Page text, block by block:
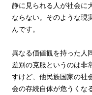
静に見られる人が社会に
ならない。そのような現
んです。
異なる価値観を持った人
差別の克服というのは非
すけど、他民族国家の社
会の存続自体が危うくな